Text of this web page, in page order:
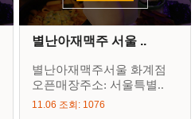
별난아재맥주 서울 ..
별난아재맥주서울 화계점
오픈매장주소: 서울특별..
11.06 조회: 1076